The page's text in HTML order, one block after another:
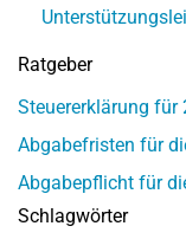
Ratgeber
Steuererklärung für
Abgabefristen für
Abgabepflicht für
Schlagwörter